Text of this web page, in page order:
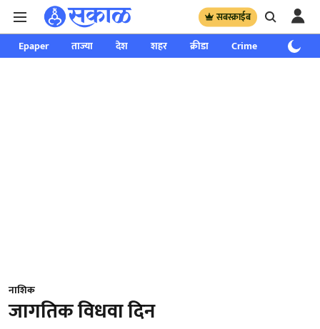
सबस्क्राईब
Epaper ताज्या देश शहर क्रीडा Crime साप्ताहिक
नाशिक
जागतिक विधवा दिन